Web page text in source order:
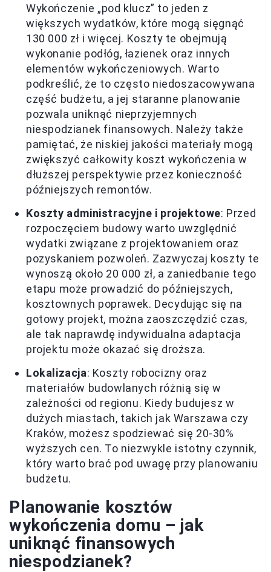
Wykończenie „pod klucz” to jeden z
większych wydatków, które mogą sięgnąć
130 000 zł i więcej. Koszty te obejmują
wykonanie podłóg, łazienek oraz innych
elementów wykończeniowych. Warto
podkreślić, że to często niedoszacowywana
część budżetu, a jej staranne planowanie
pozwala uniknąć nieprzyjemnych
niespodzianek finansowych. Należy także
pamiętać, że niskiej jakości materiały mogą
zwiększyć całkowity koszt wykończenia w
dłuższej perspektywie przez konieczność
późniejszych remontów.
Koszty administracyjne i projektowe: Przed
rozpoczęciem budowy warto uwzględnić
wydatki związane z projektowaniem oraz
pozyskaniem pozwoleń. Zazwyczaj koszty te
wynoszą około 20 000 zł, a zaniedbanie tego
etapu może prowadzić do późniejszych,
kosztownych poprawek. Decydując się na
gotowy projekt, można zaoszczędzić czas,
ale tak naprawdę indywidualna adaptacja
projektu może okazać się droższa.
Lokalizacja: Koszty robocizny oraz
materiałów budowlanych różnią się w
zależności od regionu. Kiedy budujesz w
dużych miastach, takich jak Warszawa czy
Kraków, możesz spodziewać się 20-30%
wyższych cen. To niezwykle istotny czynnik,
który warto brać pod uwagę przy planowaniu
budżetu.
Planowanie kosztów
wykończenia domu – jak
uniknąć finansowych
niespodzianek?